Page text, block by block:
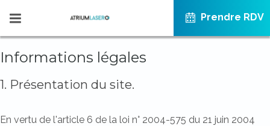
Prendre RDV
Informations légales
1. Présentation du site.
En vertu de l'article 6 de la loi n° 2004-575 du 21 juin 2004